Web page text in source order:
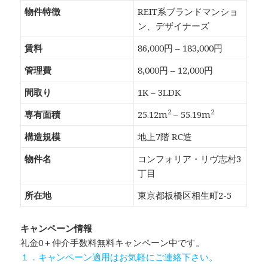
物件特徴
REIT系ブランドマンショ
ン、デザイナーズ
賃料
86,000円 – 183,000円
管理費
8,000円 – 12,000円
間取り
1K – 3LDK
専有面積
25.12m2 – 55.19m2
構造規模
地上7階 RC造
物件名
コンフォリア・リヴ志村3
丁目
所在地
東京都板橋区相生町2-5
キャンペーン情報
礼金0＋仲介手数料無料キャンペーン中です。
１．キャンペーン適用はお気軽にご連絡下さい。